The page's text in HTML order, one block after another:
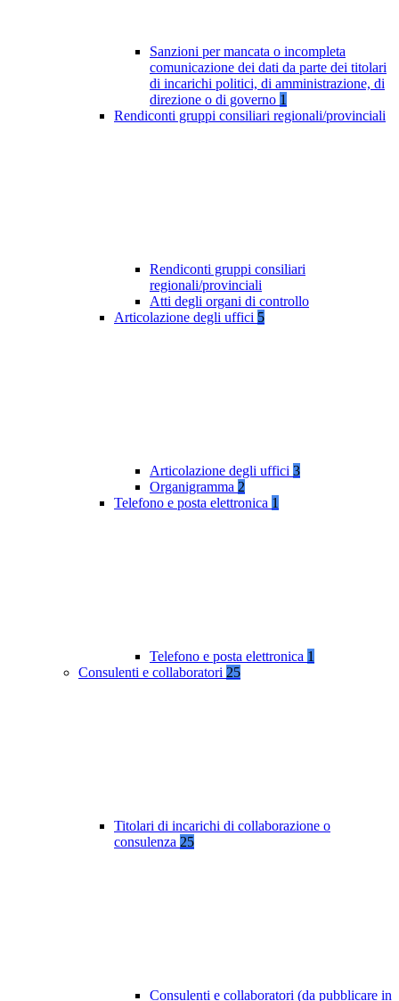
Sanzioni per mancata o incompleta
comunicazione dei dati da parte dei titolari
di incarichi politici, di amministrazione, di
direzione o di governo 1
Rendiconti gruppi consiliari regionali/provinciali
Rendiconti gruppi consiliari
regionali/provinciali
Atti degli organi di controllo
Articolazione degli uffici 5
Articolazione degli uffici 3
Organigramma 2
Telefono e posta elettronica 1
Telefono e posta elettronica 1
Consulenti e collaboratori 25
Titolari di incarichi di collaborazione o
consulenza 25
Consulenti e collaboratori (da pubblicare in